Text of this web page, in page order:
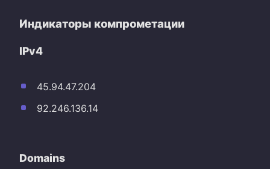
Индикаторы компрометации
IPv4
45.94.47.204
92.246.136.14
Domains